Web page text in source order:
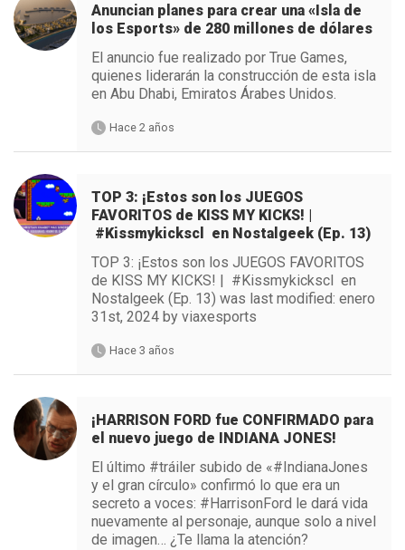
Anuncian planes para crear una «Isla de
los Esports» de 280 millones de dólares
El anuncio fue realizado por True Games,
quienes liderarán la construcción de esta isla
en Abu Dhabi, Emiratos Árabes Unidos.
Hace 2 años
TOP 3: ¡Estos son los JUEGOS
FAVORITOS de KISS MY KICKS! |
#Kissmykickscl en Nostalgeek (Ep. 13)
TOP 3: ¡Estos son los JUEGOS FAVORITOS
de KISS MY KICKS! | #Kissmykickscl en
Nostalgeek (Ep. 13) was last modified: enero
31st, 2024 by viaxesports
Hace 3 años
¡HARRISON FORD fue CONFIRMADO para
el nuevo juego de INDIANA JONES!
El último #tráiler subido de «#IndianaJones
y el gran círculo» confirmó lo que era un
secreto a voces: #HarrisonFord le dará vida
nuevamente al personaje, aunque solo a nivel
de imagen… ¿Te llama la atención?